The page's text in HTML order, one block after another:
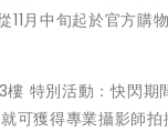
月中旬起於官方購
特別活動：快閃期
可獲得專業攝影師拍